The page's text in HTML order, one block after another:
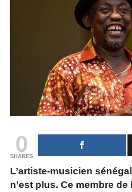
0
SHARES
L’artiste-musicien
n’est plus. Ce membre